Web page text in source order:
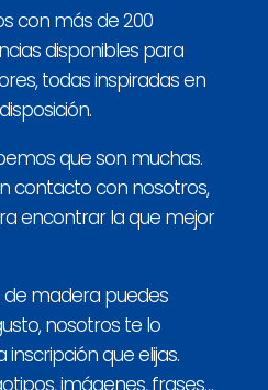
con más de 200
disponibles para
todas inspiradas en
que son muchas.
contacto con nosotros,
encontrar la que mejor
de madera puedes
nosotros te lo
que elijas.
imágenes, frases…